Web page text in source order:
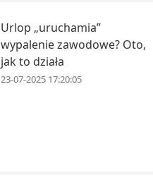
Urlop „uruchamia”
wypalenie zawodowe? Oto,
jak to działa
23-07-2025 17:20:05